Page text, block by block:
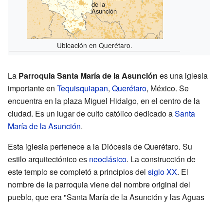
de la
Asunción
Ubicación en Querétaro.
La Parroquia Santa María de la Asunción es una iglesia
importante en Tequisquiapan, Querétaro, México. Se
encuentra en la plaza Miguel Hidalgo, en el centro de la
ciudad. Es un lugar de culto católico dedicado aSanta
María de la Asunción.
Esta iglesia pertenece a la Diócesis de Querétaro. Su
estilo arquitectónico es neoclásico. La construcción de
este templo se completó a principios del siglo XX. El
nombre de la parroquia viene del nombre original del
pueblo, que era "Santa María de la Asunción y las Aguas